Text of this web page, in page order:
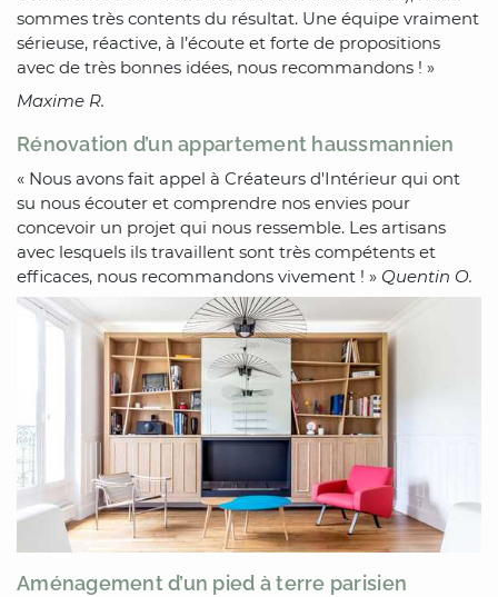
sommes très contents du résultat. Une équipe vraiment
sérieuse, réactive, à l’écoute et forte de propositions
avec de très bonnes idées, nous recommandons ! »
Maxime R.
Rénovation d’un appartement haussmannien
« Nous avons fait appel à Créateurs d'Intérieur qui ont
su nous écouter et comprendre nos envies pour
concevoir un projet qui nous ressemble. Les artisans
avec lesquels ils travaillent sont très compétents et
efficaces, nous recommandons vivement ! » Quentin O.
Aménagement d’un pied à terre parisien